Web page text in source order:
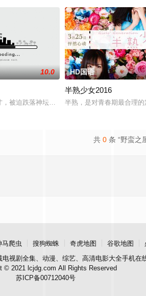
慈善楷模张彦杰老师的故事改编，通过创建爱心
组建乐队追求自己的音乐梦想，并走出了困住
10.0
，被迫跌落神坛。被那微不足道的成就麻醉过
HD国语
半熟少女2016
半熟，是对青春期最合理
共 0 条 “野蛮之
马爬虫 搜狗蜘蛛 奇虎地图 谷歌地图
电视剧全集、动漫、综艺、高清电影大全手机在
© 2021 lcjdg.com All Rights Reserved
苏ICP备00712040号